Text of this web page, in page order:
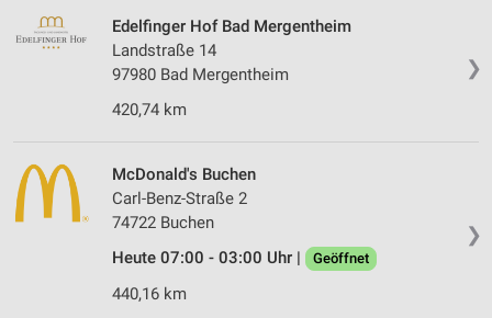
❯
Edelfinger Hof Bad Mergentheim
Landstraße 14
97980 Bad Mergentheim
420,74 km
❯
McDonald's Buchen
Carl-Benz-Straße 2
74722 Buchen
Heute 07:00 - 03:00 Uhr |
Geöffnet
440,16 km